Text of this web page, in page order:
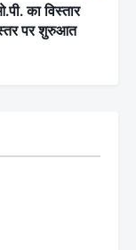
का विस्तार
स्तर पर शुरुआत